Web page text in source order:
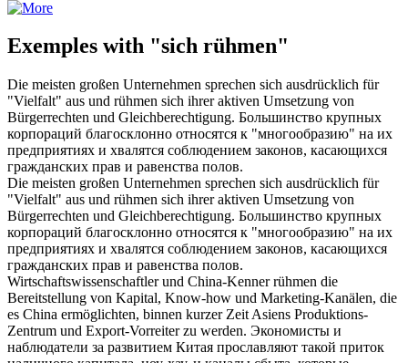
Exemples with "sich rühmen"
Die meisten großen Unternehmen sprechen sich ausdrücklich für
"Vielfalt" aus und rühmen sich ihrer aktiven Umsetzung von
Bürgerrechten und Gleichberechtigung. Большинство крупных
корпораций благосклонно относятся к "многообразию" на их
предприятиях и хвалятся соблюдением законов, касающихся
гражданских прав и равенства полов.
Die meisten großen Unternehmen sprechen sich ausdrücklich für
"Vielfalt" aus und rühmen sich ihrer aktiven Umsetzung von
Bürgerrechten und Gleichberechtigung. Большинство крупных
корпораций благосклонно относятся к "многообразию" на их
предприятиях и хвалятся соблюдением законов, касающихся
гражданских прав и равенства полов.
Wirtschaftswissenschaftler und China-Kennerrühmen die
Bereitstellung von Kapital, Know-how und Marketing-Kanälen, die
es China ermöglichten, binnen kurzer Zeit Asiens Produktions-
Zentrum und Export-Vorreiter zu werden. Экономисты и
наблюдатели за развитием Китая прославляют такой приток